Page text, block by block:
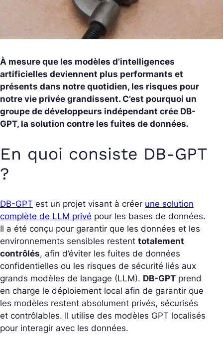
À mesure que les modèles d’intelligences
artificielles deviennent plus performants et
présents dans notre quotidien, les risques pour
notre vie privée grandissent. C’est pourquoi un
groupe de développeurs indépendant crée DB-
GPT, la solution contre les fuites de données.
En quoi consiste DB-GPT
?
DB-GPT est un projet visant à créer une solution
complète de LLM privé pour les bases de données.
Il a été conçu pour garantir que les données et les
environnements sensibles restent totalement
contrôlés, afin d’éviter les fuites de données
confidentielles ou les risques de sécurité liés aux
grands modèles de langage (LLM). DB-GPT prend
en charge le déploiement local afin de garantir que
les modèles restent absolument privés, sécurisés
et contrôlables. Il utilise des modèles GPT localisés
pour interagir avec les données.